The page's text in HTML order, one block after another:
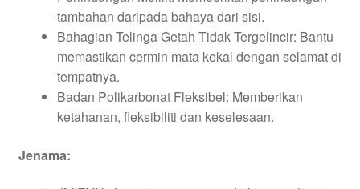
tambahan daripada bahaya dari sisi.
Bahagian Telinga Getah Tidak Tergelincir: Bantu
memastikan cermin mata kekal dengan selamat di
tempatnya.
Badan Polikarbonat Fleksibel: Memberikan
ketahanan, fleksibiliti dan keselesaan.
Jenama: